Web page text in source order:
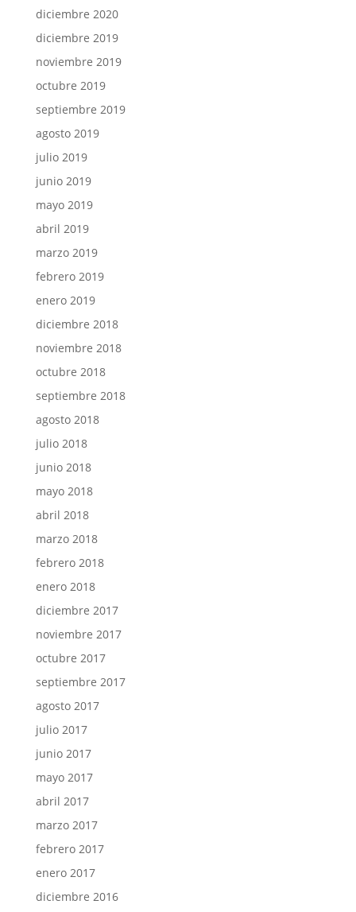
diciembre 2020
diciembre 2019
noviembre 2019
octubre 2019
septiembre 2019
agosto 2019
julio 2019
junio 2019
mayo 2019
abril 2019
marzo 2019
febrero 2019
enero 2019
diciembre 2018
noviembre 2018
octubre 2018
septiembre 2018
agosto 2018
julio 2018
junio 2018
mayo 2018
abril 2018
marzo 2018
febrero 2018
enero 2018
diciembre 2017
noviembre 2017
octubre 2017
septiembre 2017
agosto 2017
julio 2017
junio 2017
mayo 2017
abril 2017
marzo 2017
febrero 2017
enero 2017
diciembre 2016